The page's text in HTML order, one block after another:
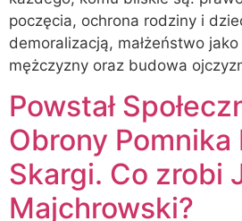
poczęcia, ochrona rodziny i
demoralizacją, małżeństwo
mężczyzny oraz budowa
Powstał
Obrony Pomnika
Skargi. Co zrobi
Majchrowski?